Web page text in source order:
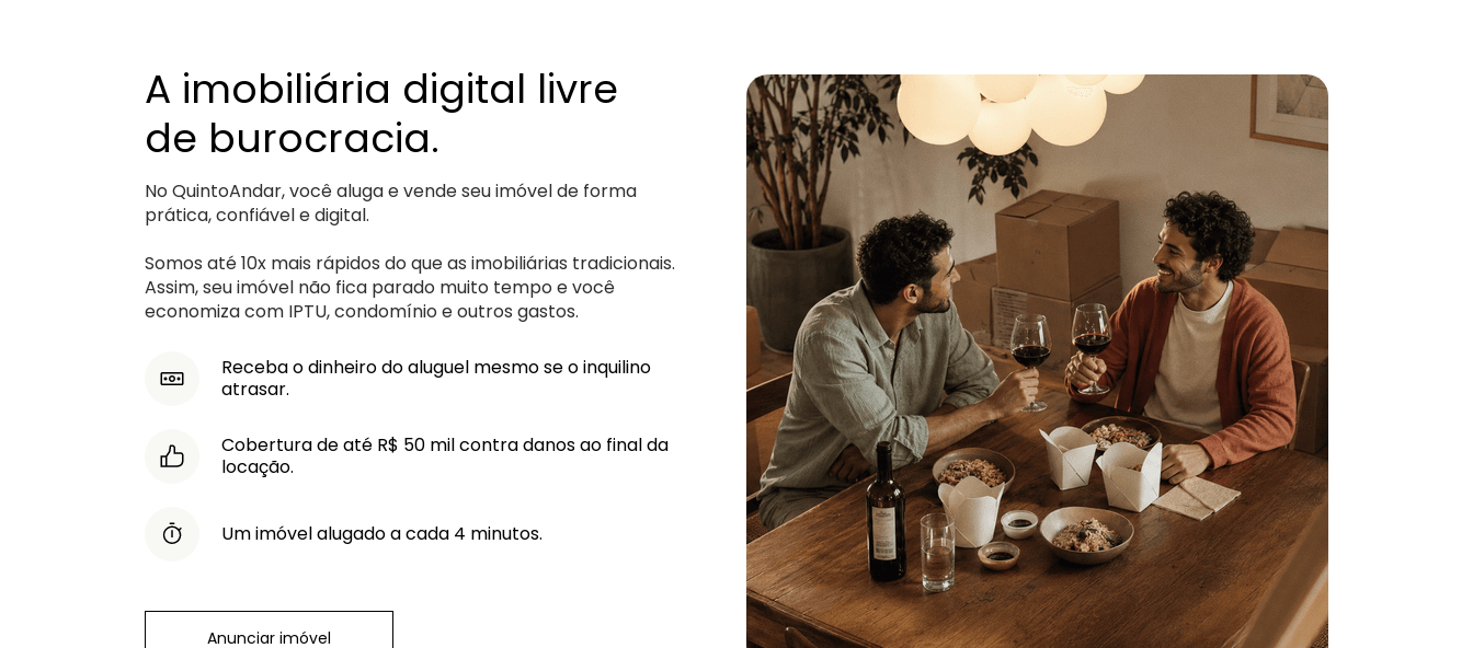
A imobiliária digital livre
de burocracia.
Receba o dinheiro do aluguel mesmo se o inquilino
atrasar.
Cobertura de até R$ 50 mil contra danos ao final da
locação.
Um imóvel alugado a cada 4 minutos.
No QuintoAndar, você aluga e vende seu imóvel de forma
prática, confiável e digital.
Somos até 10x mais rápidos do que as imobiliárias tradicionais.
Assim, seu imóvel não fica parado muito tempo e você
economiza com IPTU, condomínio e outros gastos.
Anunciar imóvel